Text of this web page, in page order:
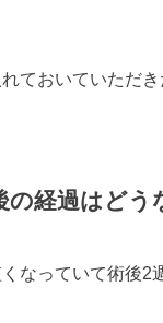
ておいていただき
経過はどう
なっていて術後2